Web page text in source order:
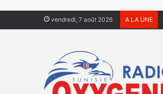
vendredi, 7 août 2026 A LA UNE